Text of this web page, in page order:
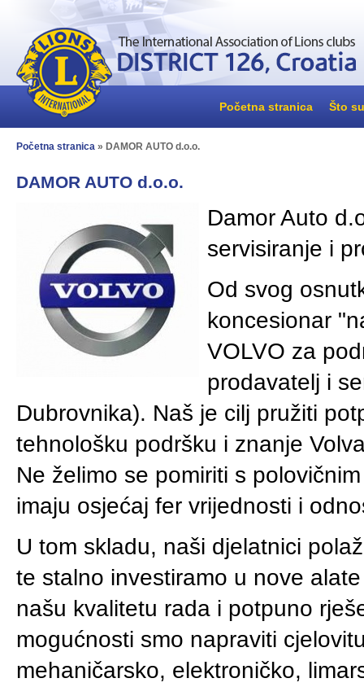
Početna stranica Što
Početna stranica » DAMOR AUTO d.o.o.
DAMOR AUTO d.o.o.
Damor Auto
servisiranje i
Od svog
koncesionar
VOLVO za
prodavatelj i
Dubrovnika). Naš je cilj pružiti
tehnološku podršku i znanje
Ne želimo se pomiriti s
imaju osjećaj fer vrijednosti i
U tom skladu, naši djelatnici
te stalno investiramo u nove
našu kvalitetu rada i potpuno
mogućnosti smo napraviti
mehaničarsko, elektroničko,